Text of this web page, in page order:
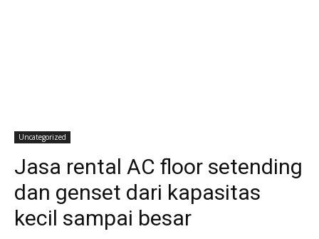
Uncategorized
Jasa rental AC floor setending
dan genset dari kapasitas
kecil sampai besar